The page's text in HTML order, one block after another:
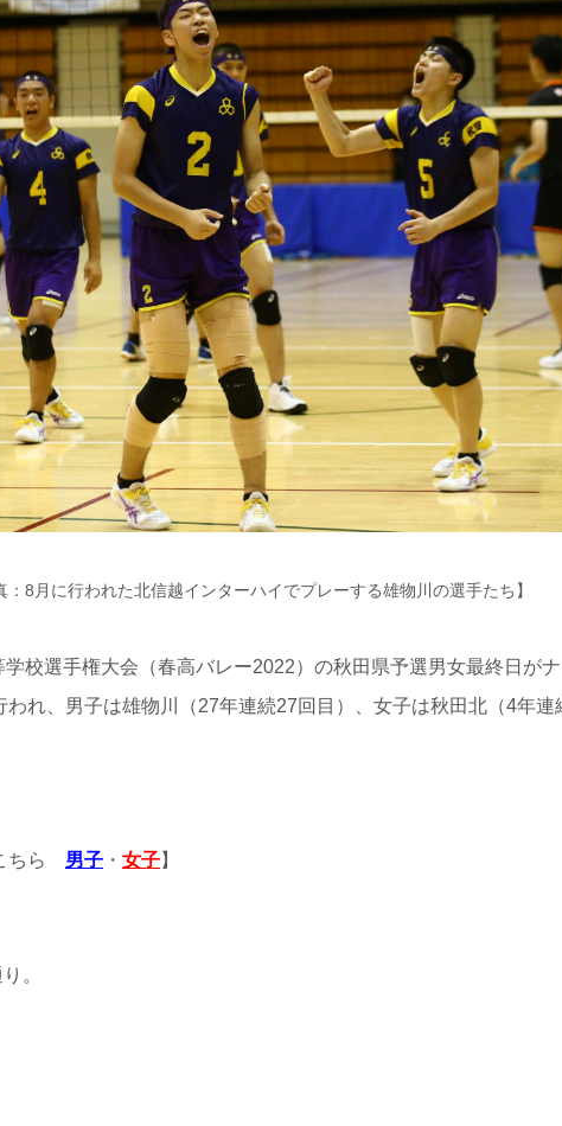
：8月に行われた北信越インターハイでプレーする雄物川の選手たち】
校選手権大会（春高バレー2022）の秋田県予選男女最終日が
れ、男子は雄物川（27年連続27回目）、女子は秋田北（4年連
ちら 男子 ・ 女子】
。